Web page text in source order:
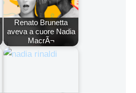
Renato Brunetta
aveva a cuore Nadia
MacrÃ¬